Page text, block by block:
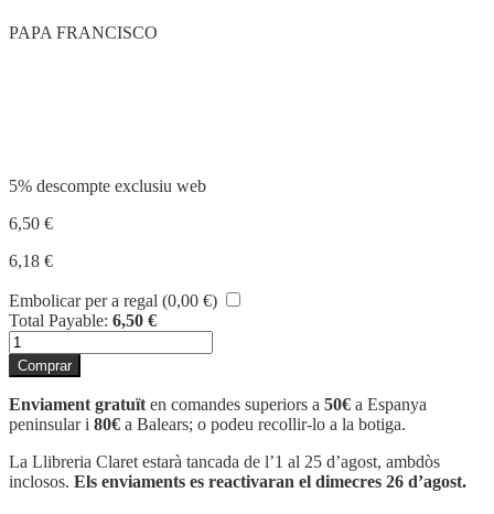
PAPA FRANCISCO
5% descompte exclusiu web
6,50 €
6,18 €
Embolicar per a regal (0,00 €)
Total Payable: 6,50 €
quantitat
de
CARTA
ENCÍCLICA
'DILEXIT
NOS'
DEL
PAPA
Comprar
Enviament gratuït en comandes superiors a 50€ a Espanya
peninsular i 80€ a Balears; o podeu recollir-lo a la botiga.
La Llibreria Claret estarà tancada de l’1 al 25 d’agost, ambdòs
inclosos. Els enviaments es reactivaran el dimecres 26 d’agost.